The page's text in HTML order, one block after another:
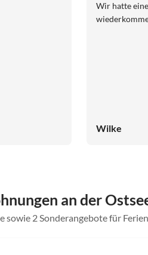
Wir hatte
Wilke
an der
2 Sonderangebote für